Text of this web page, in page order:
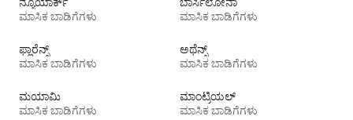
ಮಾಸಿಕ ಬಾಡಿಗೆಗಳು
ಮಾಸಿಕ ಬಾಡಿಗೆಗಳು
ಫ್ಲಾರೆನ್ಸ್
ಮಾಸಿಕ ಬಾಡಿಗೆಗಳು
ಅಥೆನ್ಸ್
ಮಾಸಿಕ ಬಾಡಿಗೆಗಳು
ಮಯಾಮಿ
ಮಾಸಿಕ ಬಾಡಿಗೆಗಳು
ಮಾಂಟ್ರಿಯಲ್
ಮಾಸಿಕ ಬಾಡಿಗೆಗಳು